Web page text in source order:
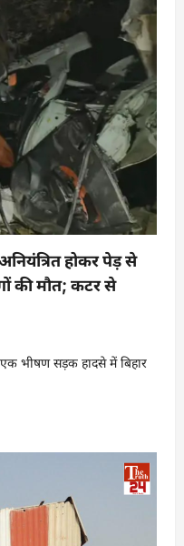
होकर पेड़ से
की मौत; कटर से
भीषण सड़क हादसे में बिहार